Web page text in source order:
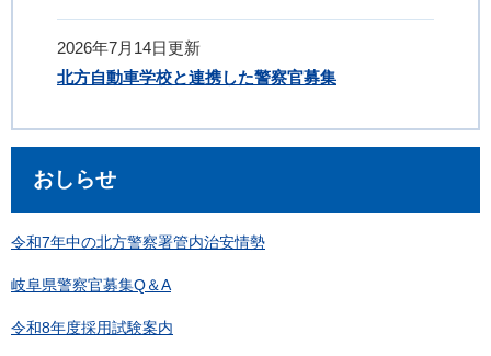
2026年7月14日更新
北方自動車学校と連携した警察官募集
おしらせ
令和7年中の北方警察署管内治安情勢
岐阜県警察官募集Q＆A
令和8年度採用試験案内